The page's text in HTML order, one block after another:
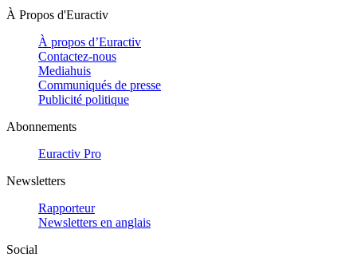
À Propos d'Euractiv
À propos d’Euractiv
Contactez-nous
Mediahuis
Communiqués de presse
Publicité politique
Abonnements
Euractiv Pro
Newsletters
Rapporteur
Newsletters en anglais
Social